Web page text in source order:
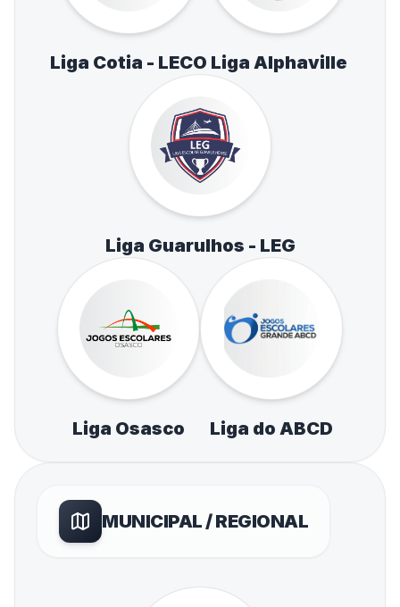
Liga Cotia - LECO Liga Alphaville
Liga Guarulhos - LEG
Liga Osasco Liga do ABCD
MUNICIPAL / REGIONAL